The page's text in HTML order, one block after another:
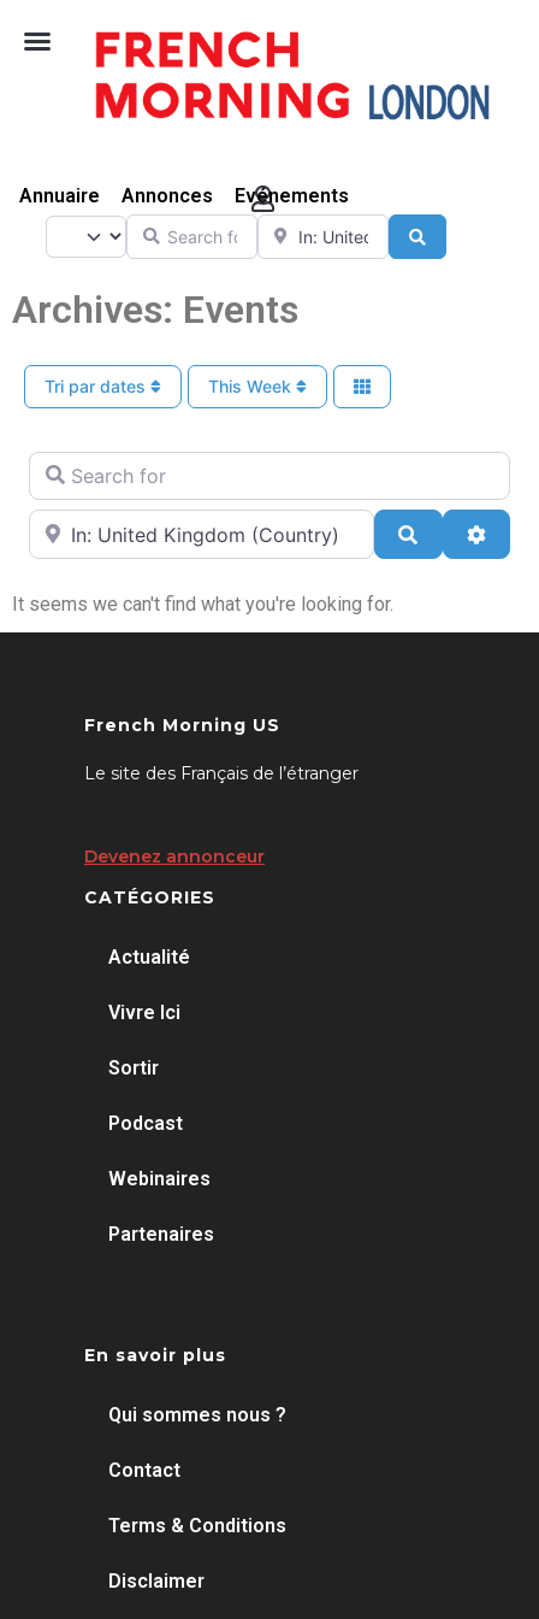
Annuaire Annonces Evénements
Select search type
Search for Near
Archives: Events
Tri par dates This Week
Search for
Near
Search
It seems we can't find what you're looking for.
French Morning US
Le site des Français de l’étranger
Devenez annonceur
CATÉGORIES
Actualité
Vivre Ici
Sortir
Podcast
Webinaires
Partenaires
En savoir plus
Qui sommes nous ?
Contact
Terms & Conditions
Disclaimer